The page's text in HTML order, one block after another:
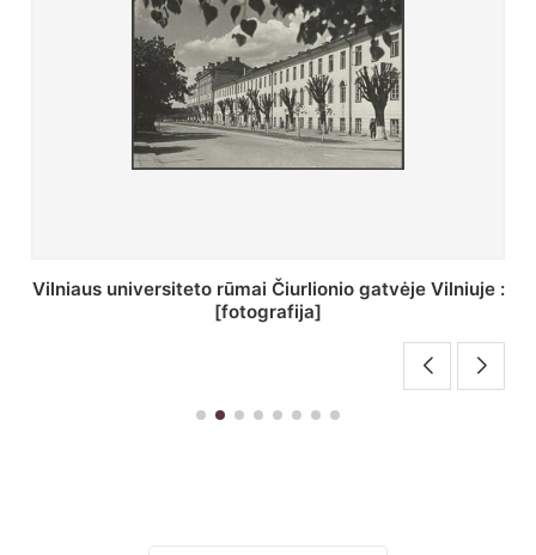
St. Batoro universiteto J. Pilsudskio kolegija :
[fotografija]